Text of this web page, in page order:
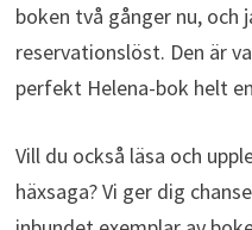
boken två gånger nu,
reservationslöst. Den är
perfekt Helena-bok helt
Vill du också läsa och
häxsaga? Vi ger dig